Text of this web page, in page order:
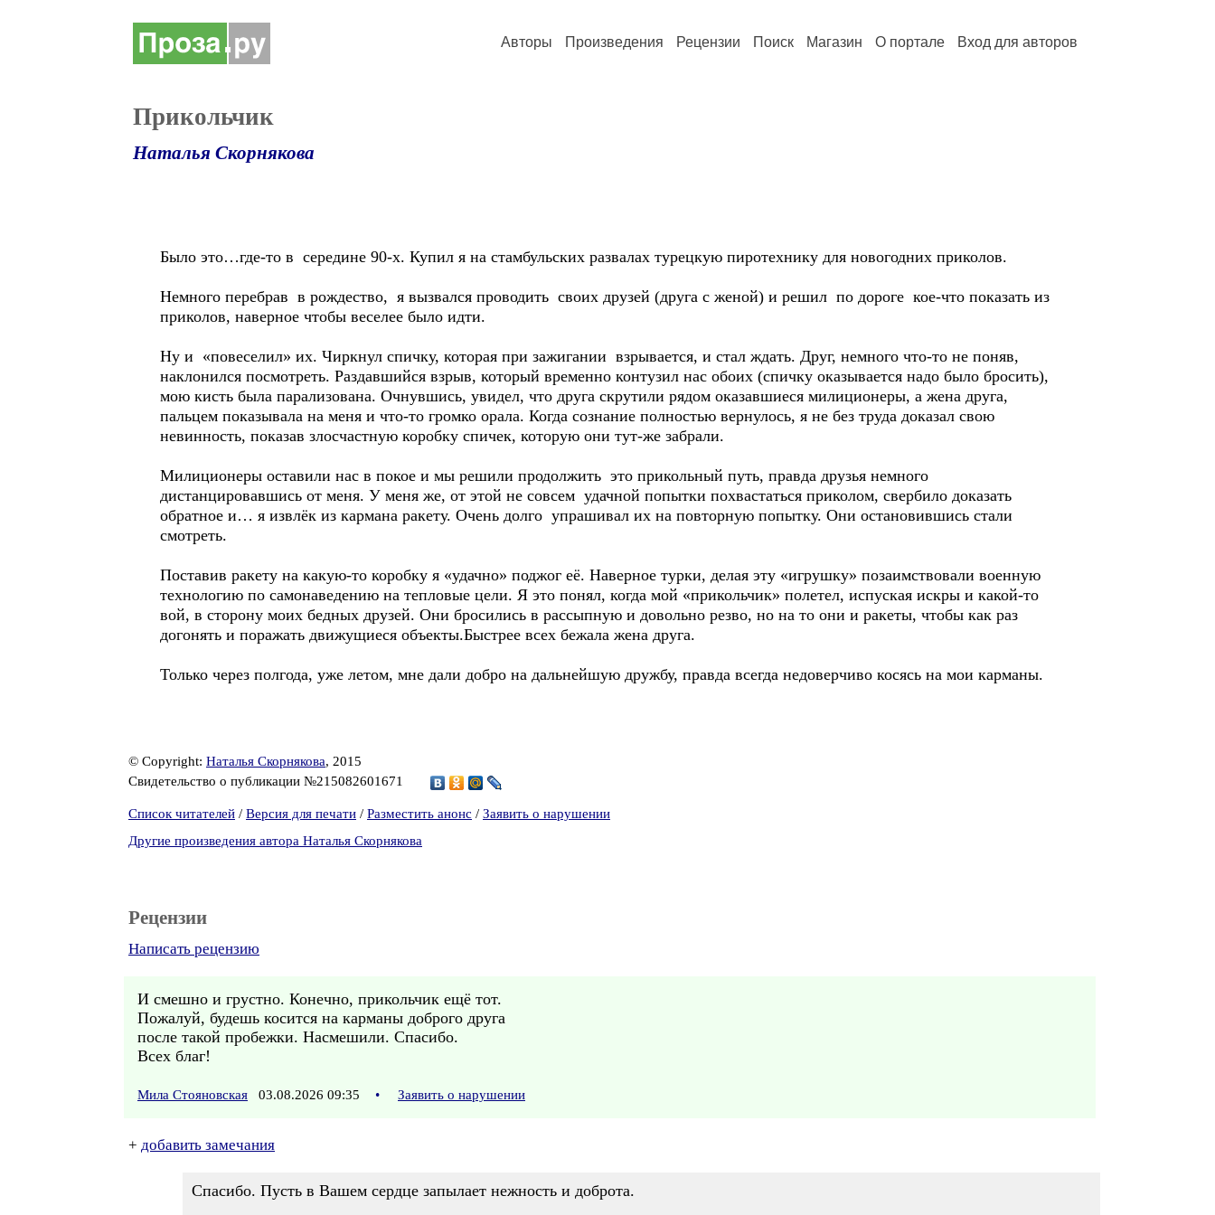
Авторы Произведения Рецензии Поиск Магазин О портале Вход для авторов
Прикольчик
Наталья Скорнякова
Было это…где-то в середине 90-х. Купил я на стамбульских развалах турецкую пиротехнику для новогодних приколов.
Немного перебрав в рождество, я вызвался проводить своих друзей (друга с женой) и решил по дороге кое-что показать из
приколов, наверное чтобы веселее было идти.
Ну и «повеселил» их. Чиркнул спичку, которая при зажигании взрывается, и стал ждать. Друг, немного что-то не поняв,
наклонился посмотреть. Раздавшийся взрыв, который временно контузил нас обоих (спичку оказывается надо было бросить),
мою кисть была парализована. Очнувшись, увидел, что друга скрутили рядом оказавшиеся милиционеры, а жена друга,
пальцем показывала на меня и что-то громко орала. Когда сознание полностью вернулось, я не без труда доказал свою
невинность, показав злосчастную коробку спичек, которую они тут-же забрали.
Милиционеры оставили нас в покое и мы решили продолжить это прикольный путь, правда друзья немного
дистанцировавшись от меня. У меня же, от этой не совсем удачной попытки похвастаться приколом, свербило доказать
обратное и… я извлёк из кармана ракету. Очень долго упрашивал их на повторную попытку. Они остановившись стали
смотреть.
Поставив ракету на какую-то коробку я «удачно» поджог её. Наверное турки, делая эту «игрушку» позаимствовали военную
технологию по самонаведению на тепловые цели. Я это понял, когда мой «прикольчик» полетел, испуская искры и какой-то
вой, в сторону моих бедных друзей. Они бросились в рассыпную и довольно резво, но на то они и ракеты, чтобы как раз
догонять и поражать движущиеся объекты.Быстрее всех бежала жена друга.
Только через полгода, уже летом, мне дали добро на дальнейшую дружбу, правда всегда недоверчиво косясь на мои карманы.
© Copyright: Наталья Скорнякова, 2015
Свидетельство о публикации №215082601671
Список читателей / Версия для печати / Разместить анонс / Заявить о нарушении
Другие произведения автора Наталья Скорнякова
Рецензии
Написать рецензию
И смешно и грустно. Конечно, прикольчик ещё тот.
Пожалуй, будешь косится на карманы доброго друга
после такой пробежки. Насмешили. Спасибо.
Всех благ!
Мила Стояновская 03.08.2026 09:35 • Заявить о нарушении
+ добавить замечания
Спасибо. Пусть в Вашем сердце запылает нежность и доброта.